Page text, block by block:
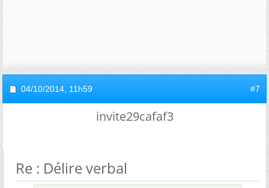
04/10/2014, 11h59 #7
invite29cafaf3
Re : Délire verbal